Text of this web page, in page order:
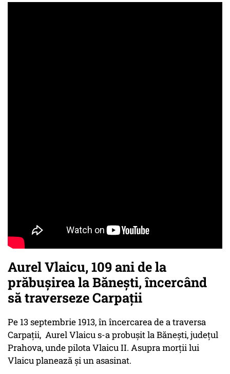
Aurel Vlaicu, 109 ani de la
prăbușirea la Bănești, încercând
să traverseze Carpații
Pe 13 septembrie 1913, în încercarea de a traversa
Carpații, Aurel Vlaicu s-a probușit la Băneşti, județul
Prahova, unde pilota Vlaicu II. Asupra morții lui
Vlaicu planează și un asasinat.